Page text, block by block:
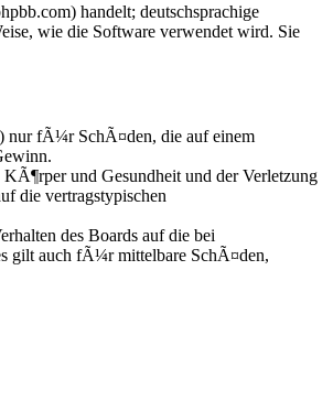
handelt; deutschsprachige
wie die Software verwendet wird. Sie
nur fÃ¼r SchÃ¤den, die auf einem
und Gesundheit und der Verletzung
die vertragstypischen
des Boards auf die bei
gilt auch fÃ¼r mittelbare SchÃ¤den,